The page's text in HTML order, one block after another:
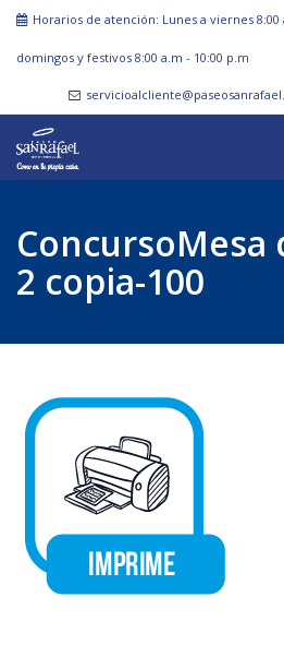
Horarios de atención: Lunes a viernes 8:00
domingos y festivos 8:00 a.m - 10:00 p.m
ConcursoMesa
2 copia-100